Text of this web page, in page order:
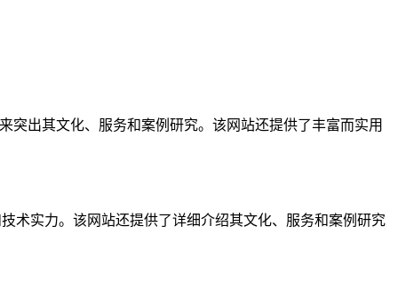
突出其文化、服务和案例研究。该网站还提供了丰富而实用
术实力。该网站还提供了详细介绍其文化、服务和案例研究